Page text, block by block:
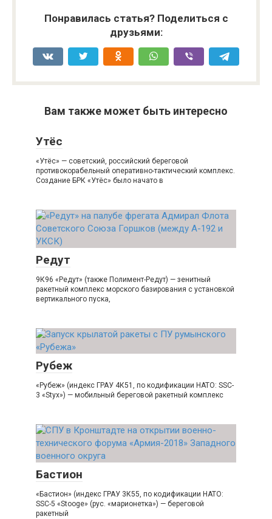
Понравилась статья? Поделиться с
друзьями:
Вам также может быть интересно
Утёс
«Утёс» — советский, российский береговой
противокорабельный оперативно-тактический комплекс.
Создание БРК «Утёс» было начато в
Редут
9К96 «Редут» (также Полимент-Редут) — зенитный
ракетный комплекс морского базирования с установкой
вертикального пуска,
Рубеж
«Рубеж» (индекс ГРАУ 4К51, по кодификации НАТО: SSC-
3 «Styx») — мобильный береговой ракетный комплекс
Бастион
«Бастион» (индекс ГРАУ 3К55, по кодификации НАТО:
SSC-5 «Stooge» (рус. «марионетка») — береговой
ракетный